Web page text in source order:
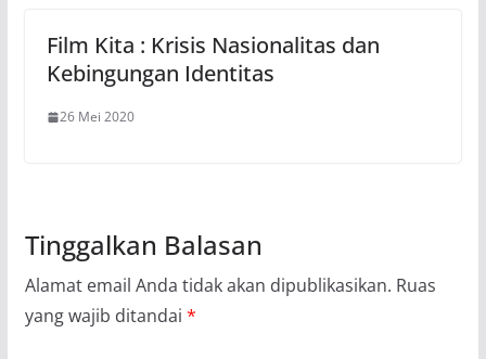
Film Kita : Krisis Nasionalitas dan
Kebingungan Identitas
26 Mei 2020
Tinggalkan Balasan
Alamat email Anda tidak akan dipublikasikan. Ruas
yang wajib ditandai *